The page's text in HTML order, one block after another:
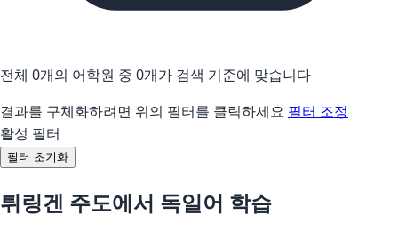
전체 0개의 어학원 중 0개가 검색 기준에 맞습니다
결과를 구체화하려면 위의 필터를 클릭하세요 필터 조정
활성 필터
필터 초기화
튀링겐 주도에서 독일어 학습